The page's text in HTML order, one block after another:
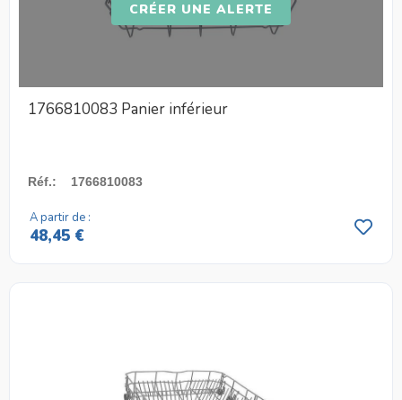
CRÉER UNE ALERTE
1766810083 Panier inférieur
Réf.: 1766810083
A partir de :
48,45 €